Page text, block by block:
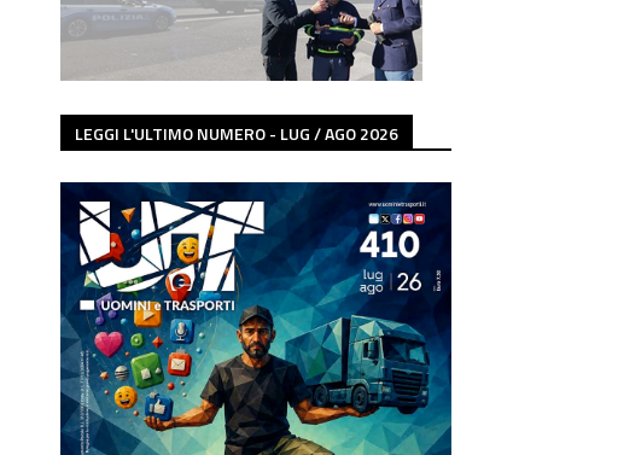
LEGGI L'ULTIMO NUMERO - LUG / AGO 2026